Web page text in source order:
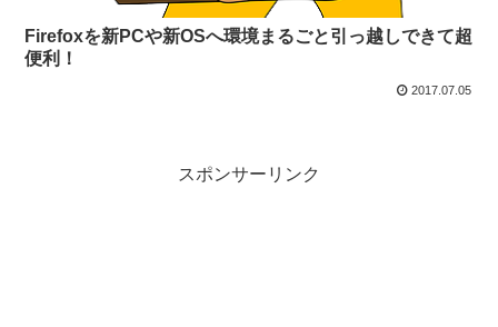
Firefoxを新PCや新OSへ環境まるごと引っ越しできて超
便利！
2017.07.05
スポンサーリンク